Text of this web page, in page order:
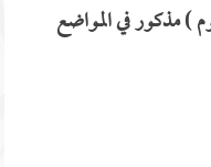
) مذكور في المواضع